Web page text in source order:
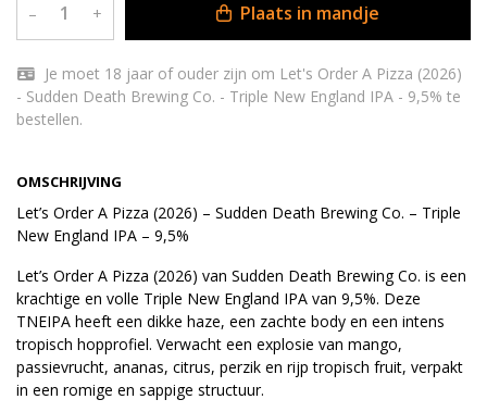
OMSCHRIJVING
Let’s Order A Pizza (2026) – Sudden Death Brewing Co. – Triple
New England IPA – 9,5%
Let’s Order A Pizza (2026) van Sudden Death Brewing Co. is een
krachtige en volle Triple New England IPA van 9,5%. Deze
TNEIPA heeft een dikke haze, een zachte body en een intens
tropisch hopprofiel. Verwacht een explosie van mango,
passievrucht, ananas, citrus, perzik en rijp tropisch fruit, verpakt
in een romige en sappige structuur.
– + Plaats in mandje
- Sudden Death Brewing Co. - Triple New England IPA - 9,5% te
bestellen.